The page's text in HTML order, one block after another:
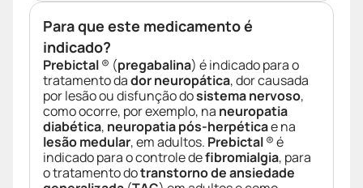
Para que este medicamento é
indicado?
Prebictal® (pregabalina) é indicado para o
tratamento dador neuropática, dor causada
por lesão ou disfunção dosistema nervoso,
como ocorre, por exemplo, na neuropatia
diabética, neuropatia pós-herpéticae na
lesão medular, em adultos. Prebictal® é
indicado para o controle defibromialgia, para
o tratamento dotranstorno de ansiedade